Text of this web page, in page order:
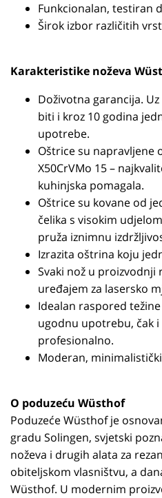
Funkcionalan, testiran
Širok izbor različitih
Karakteristike noževa
Doživotna garancija.
biti i kroz 10 godina
upotrebe.
Oštrice su napravljene
X50CrVMo 15 –
kuhinjska pomagala.
Oštrice su kovane od
čelika s visokim
pruža iznimnu
Izrazita oštrina koju
Svaki nož u
uređajem za lasersko
Idealan raspored
ugodnu upotrebu, čak
profesionalno.
Moderan,
O poduzeću Wüsthof
Poduzeće Wüsthof je
gradu Solingen, svjetski
noževa i drugih alata za
obiteljskom vlasništvu, a
Wüsthof. U modernim